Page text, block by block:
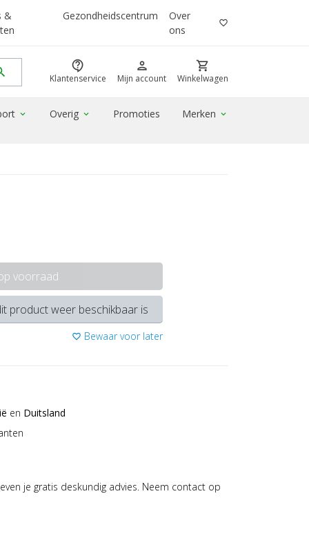
&
Gezondheidscentrum
Over
ons
favorite_border
contact_support
Klantenservice
person
Mijn account
shopping_cart
Winkelwagen
expand_more Overig expand_more Promoties Merken expand_more
voorraad
product weer beschikbaar is
favorite_border Bewaar voor later
en Duitsland
je gratis deskundig advies. Neem contact op